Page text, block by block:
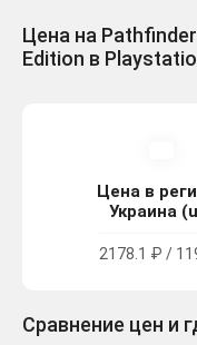
Цена на
Edition в
Цена в
Украина
2178.1 ₽ /
Сравнение цен и